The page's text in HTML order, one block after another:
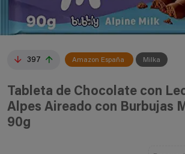
397 Amazon España Milka
Tableta de Chocolate con
Alpes Aireado con Burbujas
90g